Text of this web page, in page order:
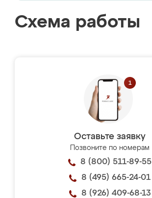
Схема работы
Оставьте заявку
Позвоните по номерам
8 (800) 511-89-55
8 (495) 665-24-01
8 (926) 409-68-13